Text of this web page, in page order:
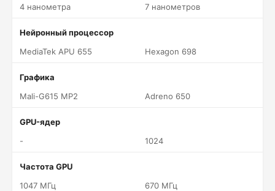
4 нанометра
7 нанометров
Нейронный процессор
MediaTek APU 655
Hexagon 698
Графика
Mali-G615 MP2
Adreno 650
GPU-ядер
-
1024
Частота GPU
1047 МГц
670 МГц